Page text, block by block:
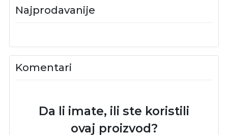
Najprodavanije
Komentari
Da li imate, ili ste koristili
ovaj proizvod?